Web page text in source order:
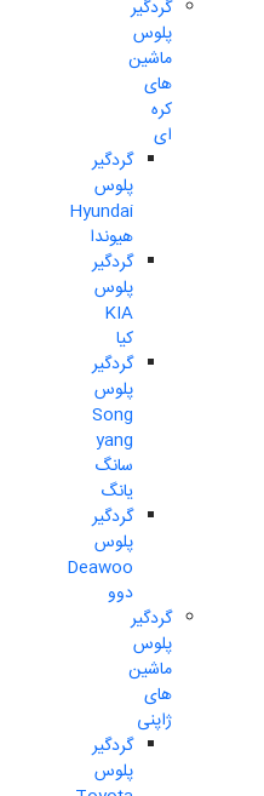
گردگیر
پلوس
ماشین
های
کره
ای
گردگیر
پلوس
Hyundai
هیوندا
گردگیر
پلوس
KIA
کیا
گردگیر
پلوس
Song
yang
سانگ
یانگ
گردگیر
پلوس
Deawoo
دوو
گردگیر
پلوس
ماشین
های
ژاپنی
گردگیر
پلوس